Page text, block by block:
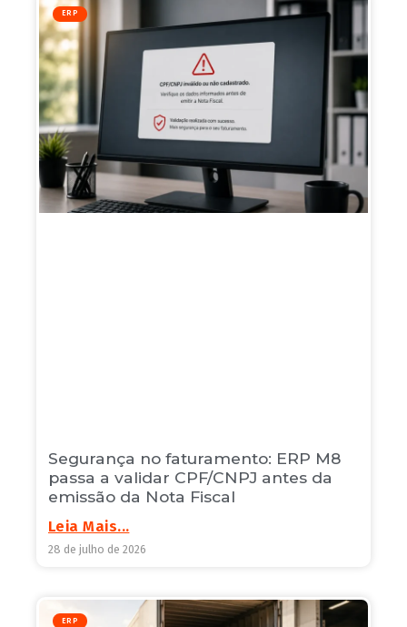
ERP
Segurança no faturamento: ERP M8
passa a validar CPF/CNPJ antes da
emissão da Nota Fiscal
Leia Mais...
28 de julho de 2026
ERP